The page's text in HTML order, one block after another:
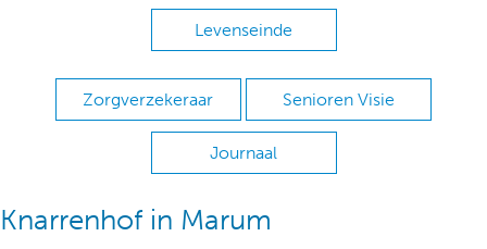
Levenseinde
Zorgverzekeraar Senioren Visie
Journaal
Knarrenhof in Marum